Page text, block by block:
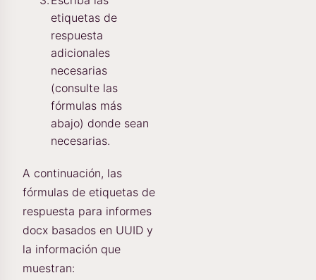
etiquetas de
respuesta
adicionales
necesarias
(consulte las
fórmulas más
abajo) donde sean
necesarias.
A continuación, las
fórmulas de etiquetas de
respuesta para informes
docx basados en UUID y
la información que
muestran: